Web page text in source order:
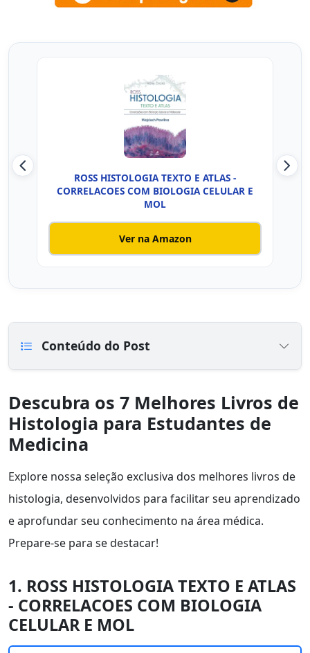
ROSS HISTOLOGIA TEXTO E ATLAS -
CORRELACOES COM BIOLOGIA CELULAR E
MOL
Ver na Amazon
Conteúdo do Post
Descubra os 7 Melhores Livros de
Histologia para Estudantes de
Medicina
Explore nossa seleção exclusiva dos melhores livros de
histologia, desenvolvidos para facilitar seu aprendizado
e aprofundar seu conhecimento na área médica.
Prepare-se para se destacar!
1. ROSS HISTOLOGIA TEXTO E ATLAS
- CORRELACOES COM BIOLOGIA
CELULAR E MOL